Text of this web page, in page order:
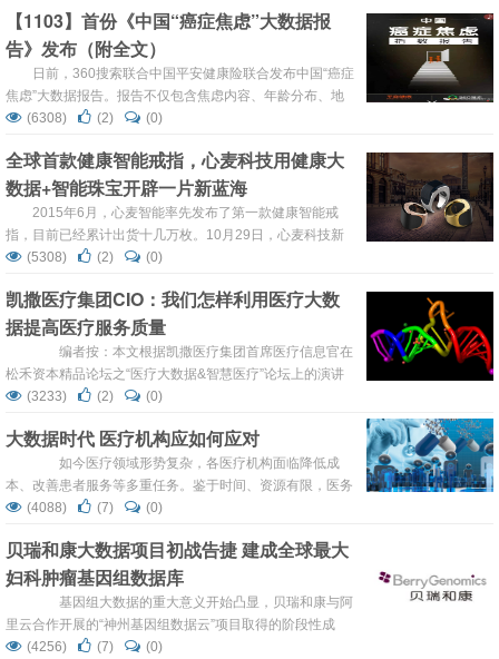
University Medical Center, CUMC）的王凯教授及其团队发
布了一个旨在帮助癌症个体化治疗的大数据分析工具，通过
鉴定患者的驱动基因变异和快速寻找相...
【1103】首份《中国“癌症焦虑”大数据报
告》发布（附全文）
日前，360搜索联合中国平安健康险联合发布中国“癌症
焦虑”大数据报告。报告不仅包含焦虑内容、年龄分布、地
域分布等常规内容，还加入了星座分布、学历分布、致癌原
人群。 以星座为例，报告显示十二星座焦虑榜前四名中土火
风水四象兼备，其中，最焦虑罹患癌症的星座是处女座，虽
然外表高贵冷艳，内心深处却深藏着对疾病的焦虑。排在第
二位的是天蝎座，这可能与他们...
(6308) (2) (0)
全球首款健康智能戒指，心麦科技用健康大
数据+智能珠宝开辟一片新蓝海
2015年6月，心麦智能率先发布了第一款健康智能戒
指，目前已经累计出货十几万枚。10月29日，心麦科技新
产品，“开心手环”登录淘宝众筹，上线3天，众筹金额突破了
Watch，可穿戴设备的市场竞争非常激烈。在京东搜索智能
手环，显示有6000多个商品，在竞争如此激烈的市场上，
心麦智能是如何为何受到欢迎？对此，动脉网（微信号：
vcbeat）...
(5308) (2) (0)
凯撒医疗集团CIO：我们怎样利用医疗大数
据提高医疗服务质量
编者按：本文根据凯撒医疗集团首席医疗信息官在
松禾资本精品论坛之“医疗大数据&智慧医疗”论坛上的演讲
整理。略有删减。 首先我很荣幸能今天来到这里跟大家
曾经有完全一样的争论，而且这个争论现在也在世界各个国
家发生。 今天我想提到我们对这些问题的一些理解以及
解决方案，这些...
(3233) (2) (0)
大数据时代 医疗机构应如何应对
如今医疗领域形势复杂，各医疗机构面临降低成
本、改善患者服务等多重任务。鉴于时间、资源有限，医务
工作人员要有能力迅速定位高危患者并优先为其提供治疗，
数据市场价值将达350亿美元。浩如烟海的数据也许会让医
疗机构望而生畏，但它们对改善患者医疗服务、降低医疗机
构成本确有奇效。因而医疗服务提供商及其合作伙伴必须直
面复杂大数据的挑战...
(4088) (7) (0)
贝瑞和康大数据项目初战告捷 建成全球最大
妇科肿瘤基因组数据库
基因组大数据的重大意义开始凸显，贝瑞和康与阿
里云合作开展的“神州基因组数据云”项目取得的阶段性成
果，便已经收效显著。 9月23日，在第十九届全国临床
(4256) (7) (0)